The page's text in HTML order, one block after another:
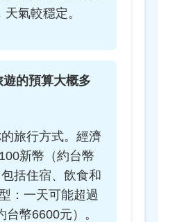
氣較穩定。
的預算大概多
旅行方式。經濟
新幣（約台幣
括住宿、飲食和
：一天可能超過
台幣6600元）。